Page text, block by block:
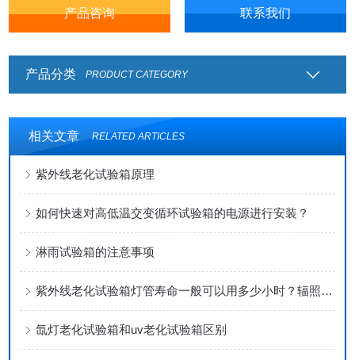
产品咨询 联系我们
产品分类 PRODUCT CATEGORY
相关文章 RELATED ARTICLES
紫外线老化试验箱原理
如何快速对高低温交变循环试验箱的电源进行安装？
淋雨试验箱的注意事项
紫外线老化试验箱灯管寿命一般可以用多少小时？辐照强度具体多少达标？
氙灯老化试验箱和uv老化试验箱区别